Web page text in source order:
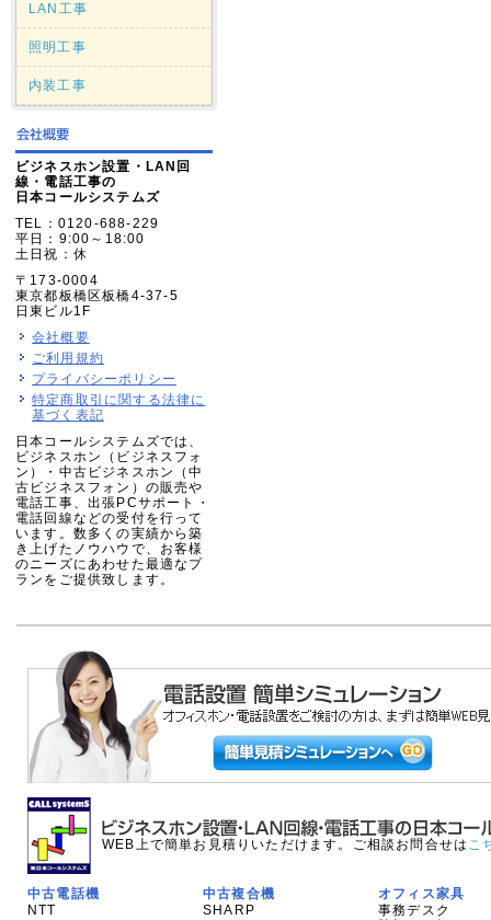
LAN工事
照明工事
内装工事
ビジネスホン設置・LAN回
線・電話工事の
日本コールシステムズ
TEL：0120-688-229
平日：9:00～18:00
土日祝：休
〒173-0004
東京都板橋区板橋4-37-5
日東ビル1F
会社概要
ご利用規約
プライバシーポリシー
特定商取引に関する法律に
基づく表記
日本コールシステムズでは、
ビジネスホン（ビジネスフォ
ン）・中古ビジネスホン（中
古ビジネスフォン）の販売や
電話工事、出張PCサポート・
電話回線などの受付を行って
います。数多くの実績から築
き上げたノウハウで、お客様
のニーズにあわせた最適なプ
ランをご提供致します。
WEB上で簡単お見積りいただけます。ご相談お問合せは こ
中古電話機
NTT
中古複合機
SHARP
オフィス家具
事務デスク